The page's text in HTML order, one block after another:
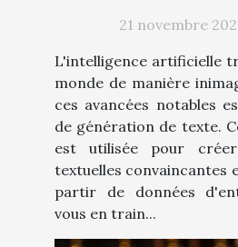
21 novembre
L'intelligence artificielle
monde de manière
ces avancées notables
de génération de texte.
est utilisée pour
textuelles convaincantes
partir de données
vous en train...